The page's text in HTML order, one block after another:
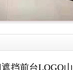
挡前台LOGO